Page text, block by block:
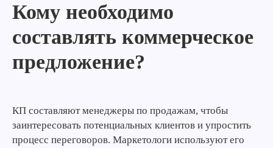
Кому необходимо
составлять коммерческое
предложение?
КП составляют менеджеры по продажам, чтобы
заинтересовать потенциальных клиентов и упростить
процесс переговоров. Маркетологи используют его